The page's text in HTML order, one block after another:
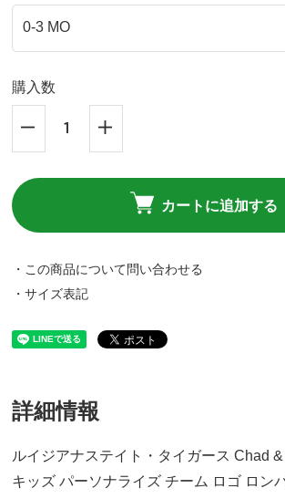
購入数
カートに追加する
・この商品について問い合わせる
・サイズ表記
詳細情報
ルイジアナステイト・タイガース Chad
キッズ パーソナライズ チーム ロゴ ロン